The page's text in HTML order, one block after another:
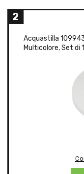
2
Acquastilla
Multicolore, Set di